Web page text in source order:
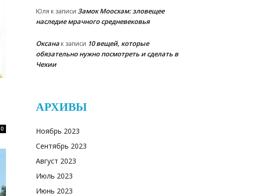
0
Юля к записи Замок Моосхам: зловещее
наследие мрачного средневековья
Оксана к записи 10 вещей, которые
обязательно нужно посмотреть и сделать в
Чехии
АРХИВЫ
Ноябрь 2023
Сентябрь 2023
Август 2023
Июль 2023
Июнь 2023